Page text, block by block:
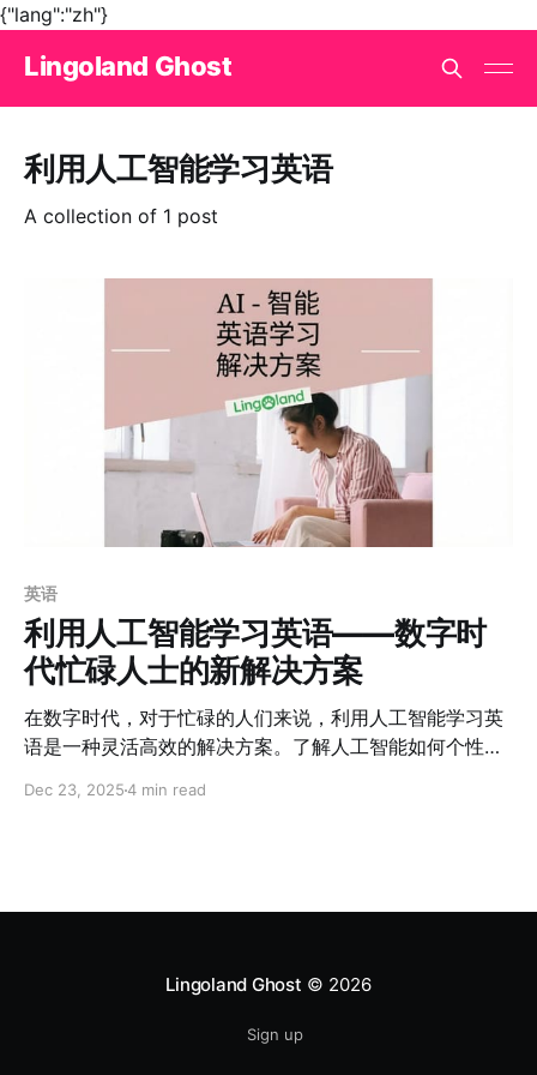
{"lang":"zh"}
Lingoland Ghost
利用人工智能学习英语
A collection of 1 post
英语
利用人工智能学习英语——数字时
代忙碌人士的新解决方案
在数字时代，对于忙碌的人们来说，利用人工智能学习英
语是一种灵活高效的解决方案。了解人工智能如何个性化
Lingoland为何如此受欢迎。
Dec 23, 20254 min read
Lingoland Ghost © 2026
Sign up